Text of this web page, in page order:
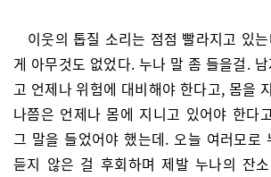
이웃의 톱질 소리는 점점 빨라지고 있
게 아무것도 없었다. 누나 말 좀 들을걸.
고 언제나 위험에 대비해야 한다고, 몸을
나쯤은 언제나 몸에 지니고 있어야 한다
그 말을 들었어야 했는데. 오늘 여러모로
듣지 않은 걸 후회하며 제발 누나의 잔